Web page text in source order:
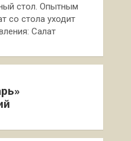
стол. Опытным
со стола уходит
Салат